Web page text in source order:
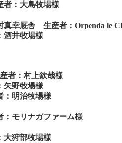
：大島牧場様
幸厩舎 生産者：Orpenda le
井牧場様
者：村上欽哉様
野牧場様
明治牧場様
モリナガファーム様
狩部牧場様